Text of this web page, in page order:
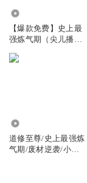
【爆款免费】史上最
强炼气期（尖儿播
道修至尊/史上最强炼
气期/废材逆袭/小人